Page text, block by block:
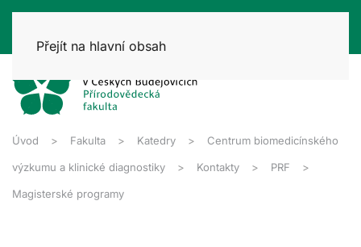
Přejít na hlavní obsah
Úvod Fakulta Katedry Centrum biomedicínského
výzkumu a klinické diagnostiky Kontakty PRF
Magisterské programy